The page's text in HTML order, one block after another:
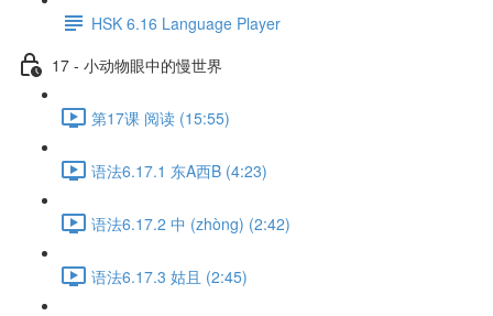
HSK 6.16 Language Player
17 - 小动物眼中的慢世界
第17课 阅读 (15:55)
语法6.17.1 东A西B (4:23)
语法6.17.2 中 (zhòng) (2:42)
语法6.17.3 姑且 (2:45)